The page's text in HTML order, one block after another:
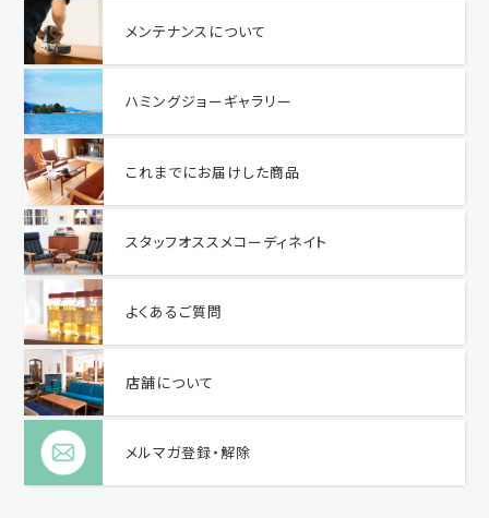
メンテナンスについて
ハミングジョーギャラリー
これまでにお届けした商品
スタッフオススメコーディネイト
よくあるご質問
店舗について
メルマガ登録・解除